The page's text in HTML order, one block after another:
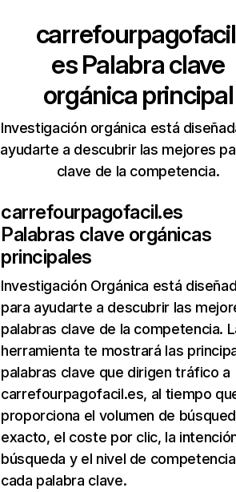
esPalabra clave
orgánica principal
Investigación orgánica está
ayudarte a descubrir las mejores
clave de la competencia.
carrefourpagofacil.es
Palabras clave orgánicas
principales
Investigación Orgánica está
para ayudarte a descubrir las
palabras clave de la competencia.
herramienta te mostrará las
palabras clave que dirigen tráfico a
carrefourpagofacil.es, al tiempo
proporciona el volumen de
exacto, el coste por clic, la
búsqueda y el nivel de
cada palabra clave.